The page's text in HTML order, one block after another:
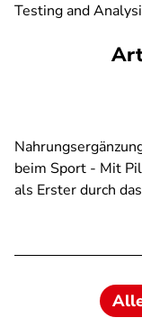
Testing and
beim Sport - Mit
als Erster durch